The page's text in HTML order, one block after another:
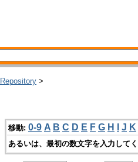
>
移動: 0-9 A B C D E F G H J K
あるいは、最初の数文字を入力して